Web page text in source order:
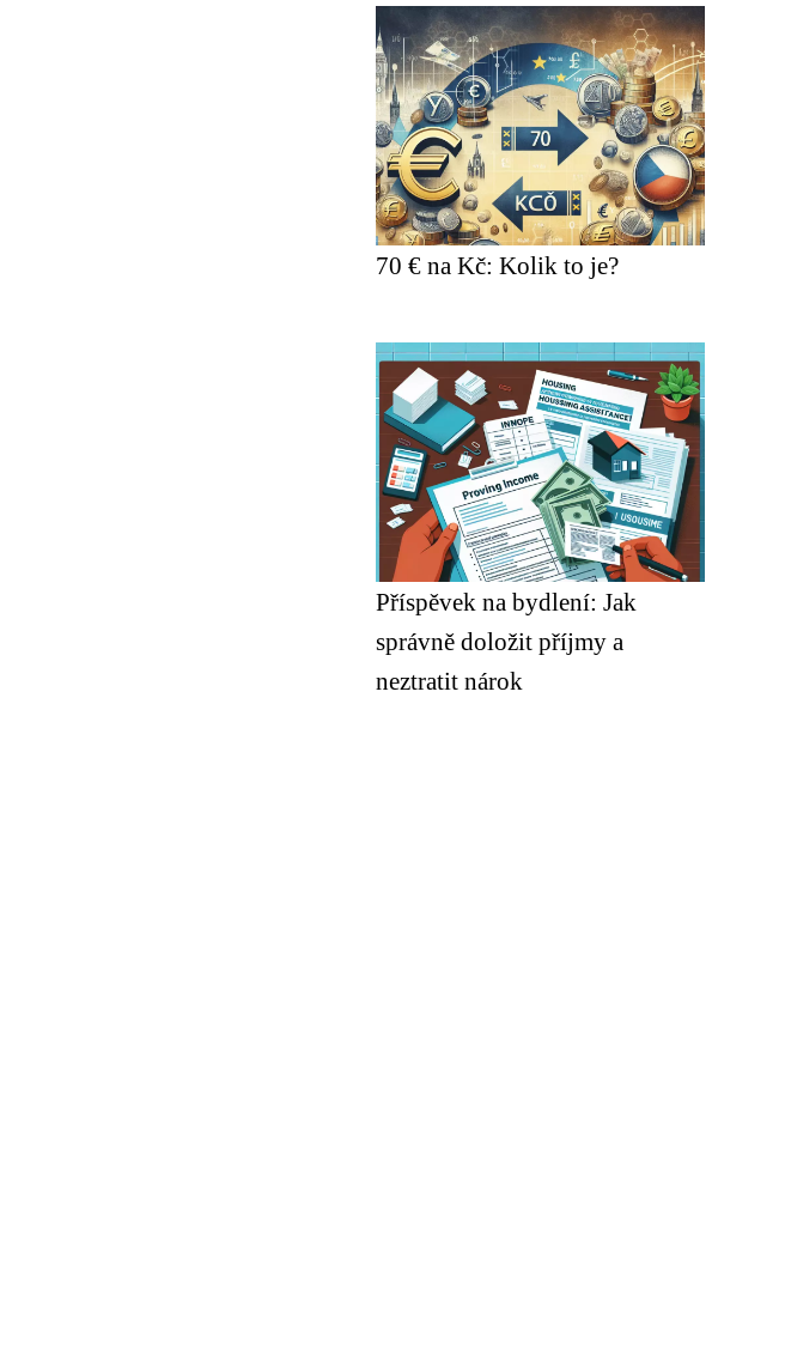
70 € na Kč: Kolik to je?
Příspěvek na bydlení: Jak
správně doložit příjmy a
neztratit nárok